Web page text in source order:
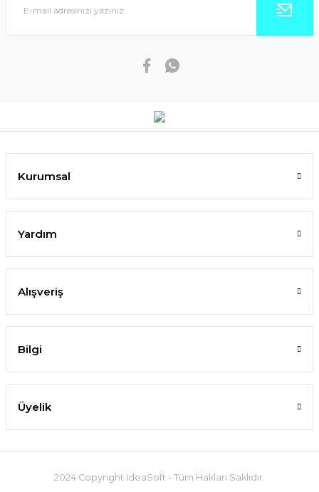
Kurumsal
Yardım
Alışveriş
Bilgi
Üyelik
2024 Copyright IdeaSoft - Tüm Hakları Saklıdır.